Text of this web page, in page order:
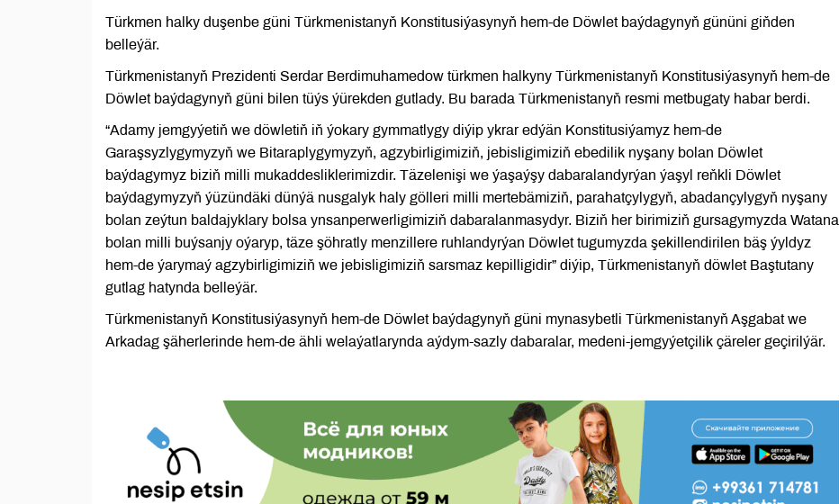
Türkmen halky duşenbe güni Türkmenistanyň Konstitusiýasynyň hem-de Döwlet baýdagynyň gününi giňden
belleýär.
Türkmenistanyň Prezidenti Serdar Berdimuhamedow türkmen halkyny Türkmenistanyň Konstitusiýasynyň hem-de
Döwlet baýdagynyň güni bilen tüýs ýürekden gutlady. Bu barada Türkmenistanyň resmi metbugaty habar berdi.
“Adamy jemgyýetiň we döwletiň iň ýokary gymmatlygy diýip ykrar edýän Konstitusiýamyz hem-de
Garaşsyzlygymyzyň we Bitaraplygymyzyň, agzybirligimiziň, jebisligimiziň ebedilik nyşany bolan Döwlet
baýdagymyz biziň milli mukaddesliklerimizdir. Täzelenişi we ýaşaýşy dabaralandyrýan ýaşyl reňkli Döwlet
baýdagymyzyň ýüzündäki dünýä nusgalyk haly gölleri milli mertebämiziň, parahatçylygyň, abadançylygyň nyşany
bolan zeýtun baldajyklary bolsa ynsanperwerligimiziň dabaralanmasydyr. Biziň her birimiziň gursagymyzda Watana
bolan milli buýsanjy oýaryp, täze şöhratly menzillere ruhlandyrýan Döwlet tugumyzda şekillendirilen bäş ýyldyz
hem-de ýarymaý agzybirligimiziň we jebisligimiziň sarsmaz kepilligidir” diýip, Türkmenistanyň döwlet Baştutany
gutlag hatynda belleýär.
Türkmenistanyň Konstitusiýasynyň hem-de Döwlet baýdagynyň güni mynasybetli Türkmenistanyň Aşgabat we
Arkadag şäherlerinde hem-de ähli welaýatlarynda aýdym-sazly dabaralar, medeni-jemgyýetçilik çäreler geçirilýär.